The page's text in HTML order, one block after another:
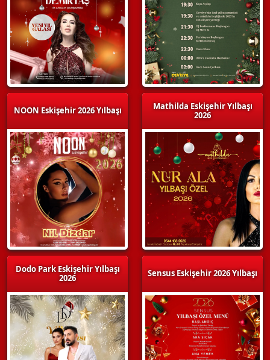
NOON Eskişehir 2026 Yılbaşı
Dodo Park Eskişehir Yılbaşı
2026
Mathilda Eskişehir Yılbaşı
2026
Sensus Eskişehir 2026 Yılbaşı